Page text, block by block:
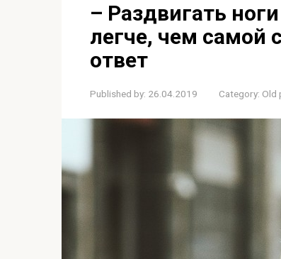
– Раздвигать
легче, чем самой
ответ
Published by: 26.04.2019 Category: Old